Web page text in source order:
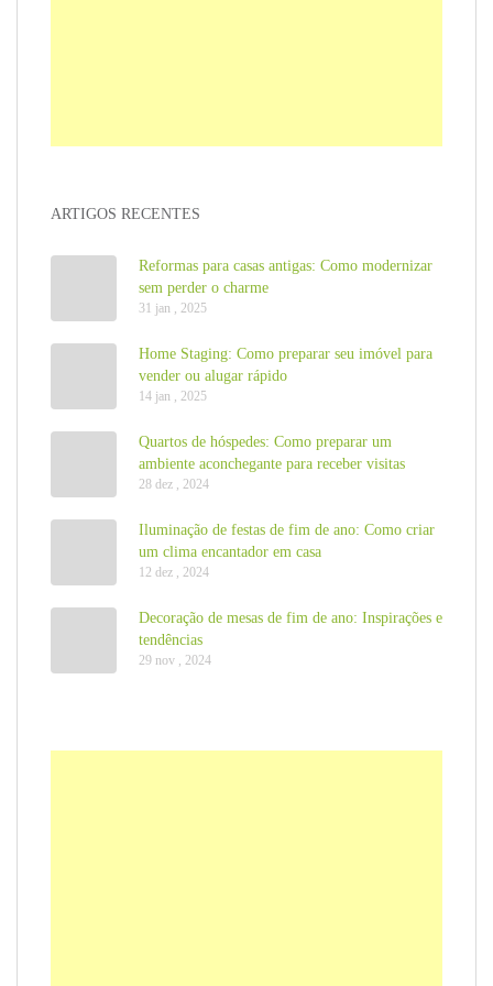
ARTIGOS RECENTES
Reformas para casas antigas: Como modernizar
sem perder o charme
31 jan , 2025
Home Staging: Como preparar seu imóvel para
vender ou alugar rápido
14 jan , 2025
Quartos de hóspedes: Como preparar um
ambiente aconchegante para receber visitas
28 dez , 2024
Iluminação de festas de fim de ano: Como criar
um clima encantador em casa
12 dez , 2024
Decoração de mesas de fim de ano: Inspirações e
tendências
29 nov , 2024